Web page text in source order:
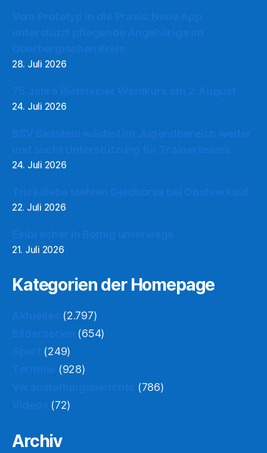
28. Juli 2026
24. Juli 2026
24. Juli 2026
22. Juli 2026
21. Juli 2026
Kategorien der Homepage
(2.797)
(654)
(249)
(928)
(786)
(72)
Archiv